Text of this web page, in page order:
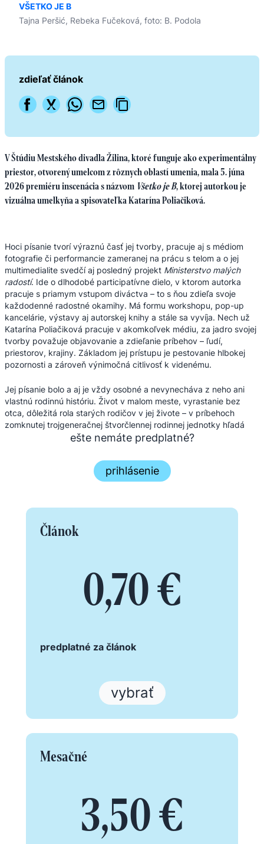
VŠETKO JE B
Tajna Peršić, Rebeka Fučeková, foto: B. Podola
zdieľať článok
V Štúdiu Mestského divadla Žilina, ktoré funguje ako experimentálny
priestor, otvorený umelcom z rôznych oblastí umenia, mala 5. júna
2026 premiéru inscenácia s názvom Všetko je B, ktorej autorkou je
vizuálna umelkyňa a spisovateľka Katarína Poliačiková.
Hoci písanie tvorí výraznú časť jej tvorby, pracuje aj s médiom
fotografie či performancie zameranej na prácu s telom a o jej
multimedialite svedčí aj posledný projekt Ministerstvo malých
radostí. Ide o dlhodobé participatívne dielo, v ktorom autorka
pracuje s priamym vstupom diváctva – to s ňou zdieľa svoje
každodenné radostné okamihy. Má formu workshopu, pop-up
kancelárie, výstavy aj autorskej knihy a stále sa vyvíja. Nech už
Katarína Poliačiková pracuje v akomkoľvek médiu, za jadro svojej
tvorby považuje objavovanie a zdieľanie príbehov – ľudí,
priestorov, krajiny. Základom jej prístupu je pestovanie hlbokej
pozornosti a zároveň výnimočná citlivosť k videnému.
Jej písanie bolo a aj je vždy osobné a nevynecháva z neho ani
vlastnú rodinnú históriu. Život v malom meste, vyrastanie bez
otca, dôležitá rola starých rodičov v jej živote – v príbehoch
zomknutej trojgeneračnej štvorčlennej rodinnej jednotky hľadá
vlastnú pamäť, pomáhajú jej stávať sa sebou. Zároveň ...
ešte nemáte predplatné?
prihlásenie
Článok
0,70 €
predplatné za článok
vybrať
Mesačné
3,50 €